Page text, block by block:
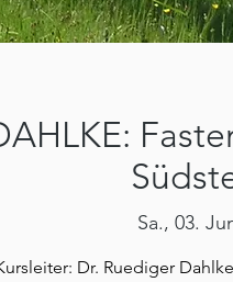
Sa., 03.
Dr. Ruediger